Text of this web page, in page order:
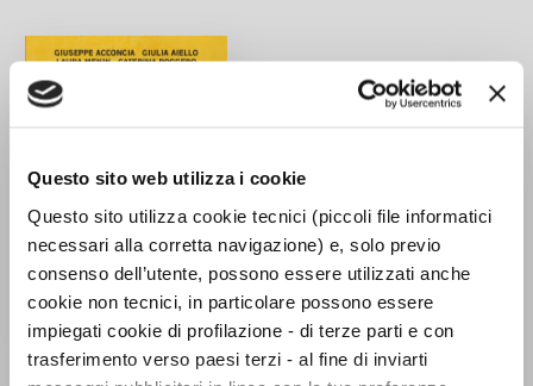
Questo sito web utilizza i cookie
Questo sito utilizza cookie tecnici (piccoli file informatici
necessari alla corretta navigazione) e, solo previo
consenso dell’utente, possono essere utilizzati anche
cookie non tecnici, in particolare possono essere
impiegati cookie di profilazione - di terze parti e con
trasferimento verso paesi terzi - al fine di inviarti